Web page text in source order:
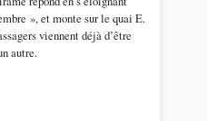
», et monte sur le quai E.
viennent déjà d’être
autre.